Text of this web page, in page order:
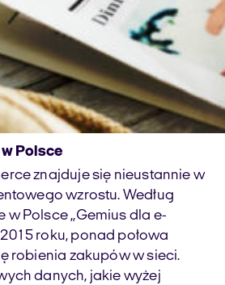
Polsce
znajduje się nieustannie w
wzrostu. Według
w Polsce ,,Gemius dla e-
roku, ponad połowa
robienia zakupów w sieci.
danych, jakie wyżej